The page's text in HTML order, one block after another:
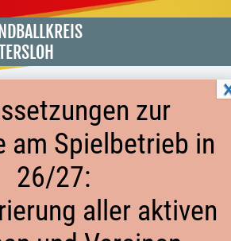
SERIE
zur
am Spielbetrieb in
26/27:
aller aktiven